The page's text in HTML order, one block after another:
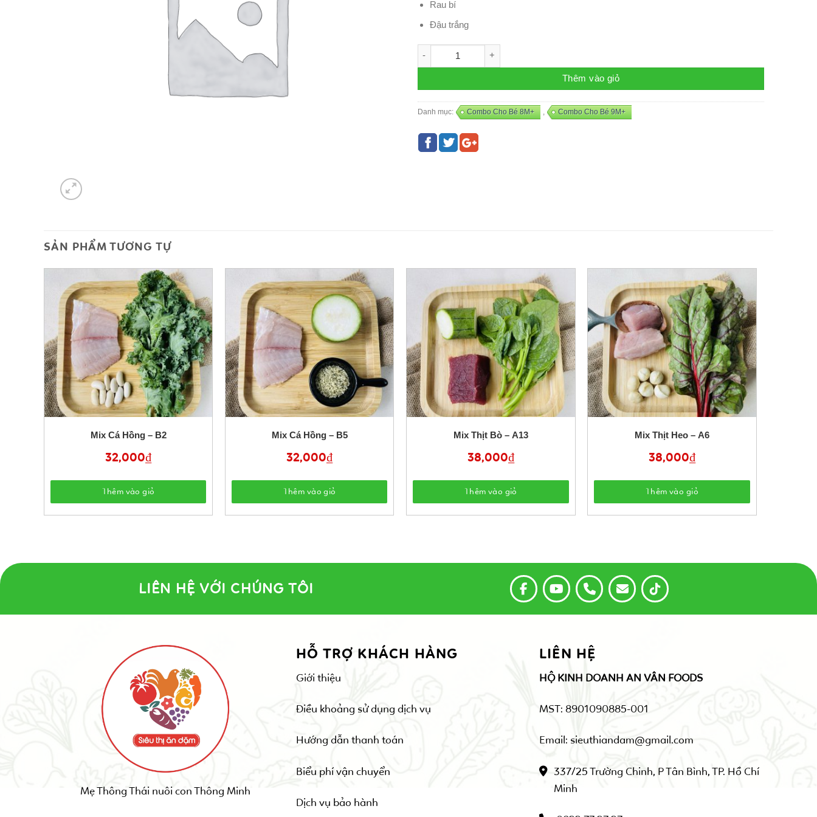
Rau bí
Đậu trắng
Thêm vào giỏ
Danh mục: Combo Cho Bé 8M+ , Combo Cho Bé 9M+
SẢN PHẨM TƯƠNG TỰ
Mix Cá Hồng – B2
32,000₫
Thêm vào giỏ
Mix Cá Hồng – B5
32,000₫
Thêm vào giỏ
Mix Thịt Bò – A13
38,000₫
Thêm vào giỏ
Mix Thịt Heo – A6
38,000₫
Thêm vào giỏ
LIÊN HỆ VỚI CHÚNG TÔI
Mẹ Thông Thái nuôi con Thông Minh
HỖ TRỢ KHÁCH HÀNG
Giới thiệu
Điều khoảng sử dụng dịch vụ
Hướng dẫn thanh toán
Biểu phí vận chuyển
Dịch vụ bảo hành
LIÊN HỆ
HỘ KINH DOANH AN VÂN FOODS
MST: 8901090885-001
Email: sieuthiandam@gmail.com
337/25 Trường Chinh, P Tân Bình, TP. Hồ Chí
Minh